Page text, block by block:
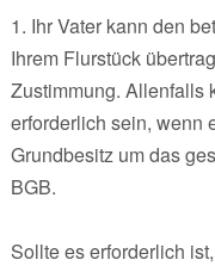
1. Ihr Vater kann den
Ihrem Flurstück
Zustimmung. Allenfalls
erforderlich sein, wenn
Grundbesitz um das
BGB.
Sollte es erforderlich